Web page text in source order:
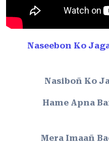
Naseebon Ko
Nasiboñ Ko
Hame Apna
Mera Imaañ